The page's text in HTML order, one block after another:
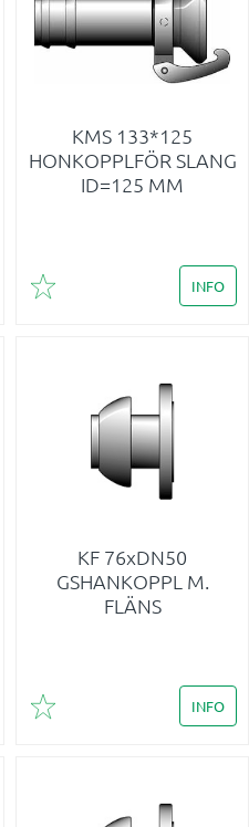
KMS 133*125
HONKOPPLFÖR SLANG
ID=125 MM
Lägg till i favoriter
INFO
KF 76xDN50
GSHANKOPPL M.
FLÄNS
Lägg till i favoriter
INFO